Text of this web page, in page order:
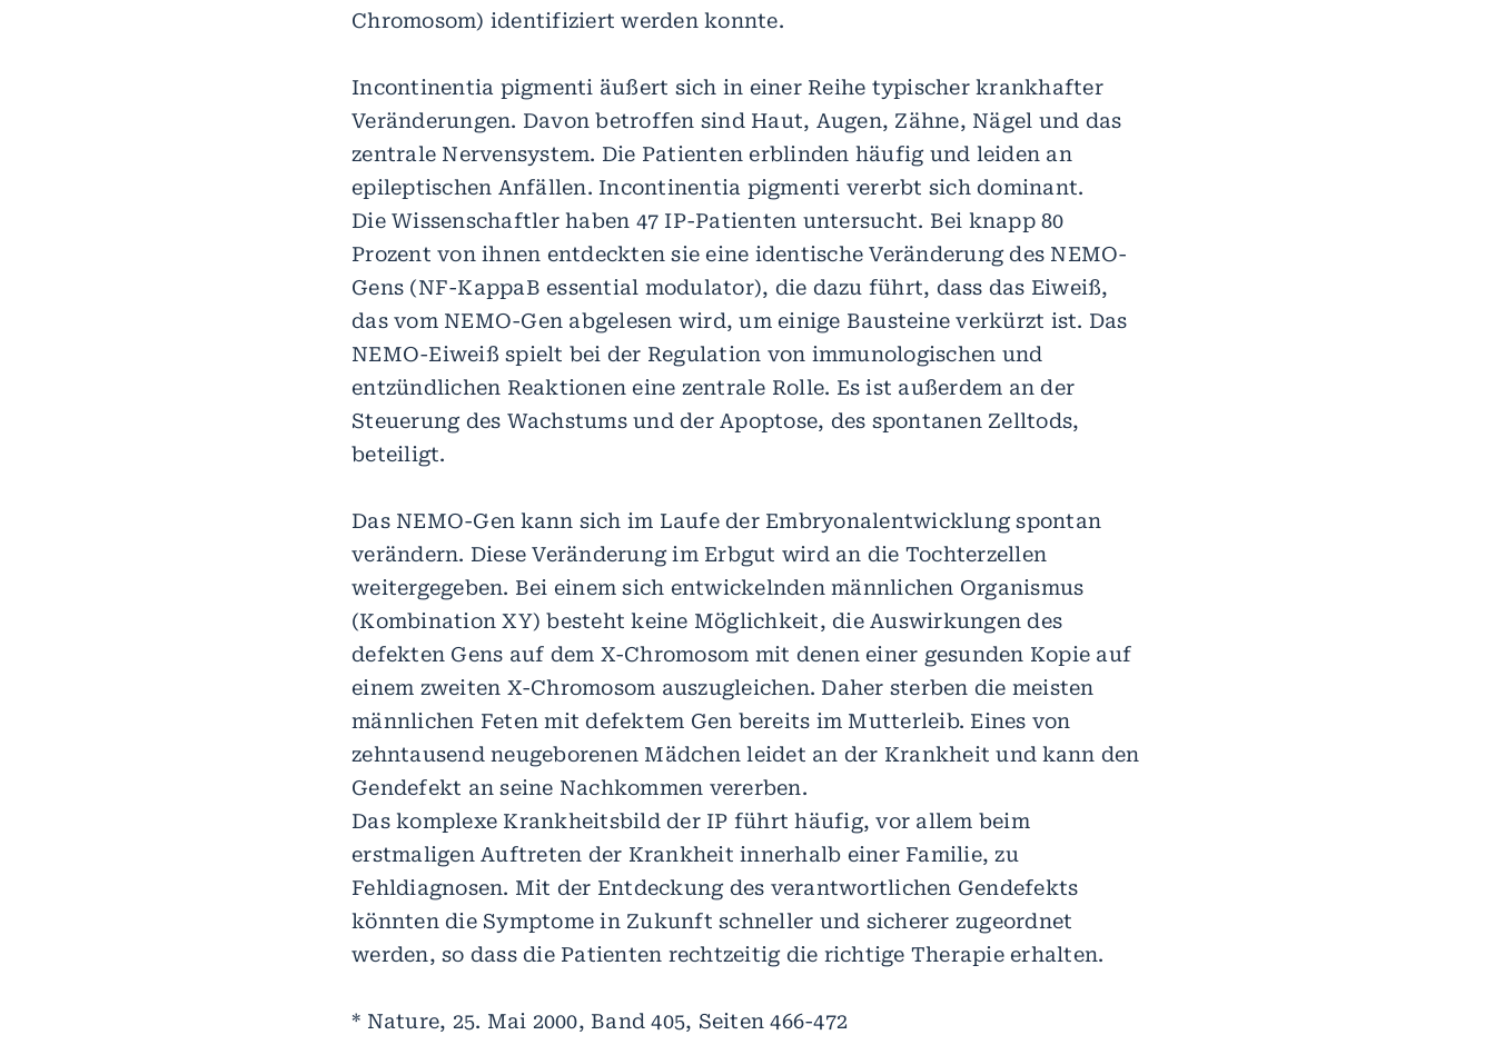
Chromosom) identifiziert werden konnte.
Incontinentia pigmenti äußert sich in einer Reihe typischer krankhafter
Veränderungen. Davon betroffen sind Haut, Augen, Zähne, Nägel und das
zentrale Nervensystem. Die Patienten erblinden häufig und leiden an
epileptischen Anfällen. Incontinentia pigmenti vererbt sich dominant.
Die Wissenschaftler haben 47 IP-Patienten untersucht. Bei knapp 80
Prozent von ihnen entdeckten sie eine identische Veränderung des NEMO-
Gens (NF-KappaB essential modulator), die dazu führt, dass das Eiweiß,
das vom NEMO-Gen abgelesen wird, um einige Bausteine verkürzt ist. Das
NEMO-Eiweiß spielt bei der Regulation von immunologischen und
entzündlichen Reaktionen eine zentrale Rolle. Es ist außerdem an der
Steuerung des Wachstums und der Apoptose, des spontanen Zelltods,
beteiligt.
Das NEMO-Gen kann sich im Laufe der Embryonalentwicklung spontan
verändern. Diese Veränderung im Erbgut wird an die Tochterzellen
weitergegeben. Bei einem sich entwickelnden männlichen Organismus
(Kombination XY) besteht keine Möglichkeit, die Auswirkungen des
defekten Gens auf dem X-Chromosom mit denen einer gesunden Kopie auf
einem zweiten X-Chromosom auszugleichen. Daher sterben die meisten
männlichen Feten mit defektem Gen bereits im Mutterleib. Eines von
zehntausend neugeborenen Mädchen leidet an der Krankheit und kann den
Gendefekt an seine Nachkommen vererben.
Das komplexe Krankheitsbild der IP führt häufig, vor allem beim
erstmaligen Auftreten der Krankheit innerhalb einer Familie, zu
Fehldiagnosen. Mit der Entdeckung des verantwortlichen Gendefekts
könnten die Symptome in Zukunft schneller und sicherer zugeordnet
werden, so dass die Patienten rechtzeitig die richtige Therapie erhalten.
* Nature, 25. Mai 2000, Band 405, Seiten 466-472